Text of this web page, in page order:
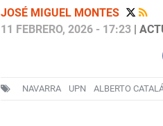
JOSÉ MIGUEL MONTES
11 FEBRERO, 2026 - 17:23|
NAVARRA UPN ALBERTO